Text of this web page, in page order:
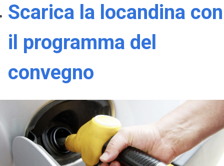
Scarica la locandina con
il programma del
convegno